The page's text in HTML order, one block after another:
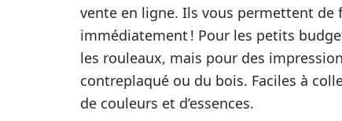
vente en ligne. Ils vous permettent
immédiatement ! Pour les petits
les rouleaux, mais pour des
contreplaqué ou du bois. Faciles à
de couleurs et d’essences.